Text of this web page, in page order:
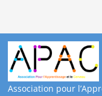
Association pour